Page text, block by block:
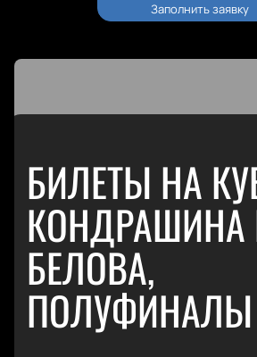
БИЛЕТЫ НА
КОНДРАШИНА
БЕЛОВА,
ПОЛУФИНАЛЫ